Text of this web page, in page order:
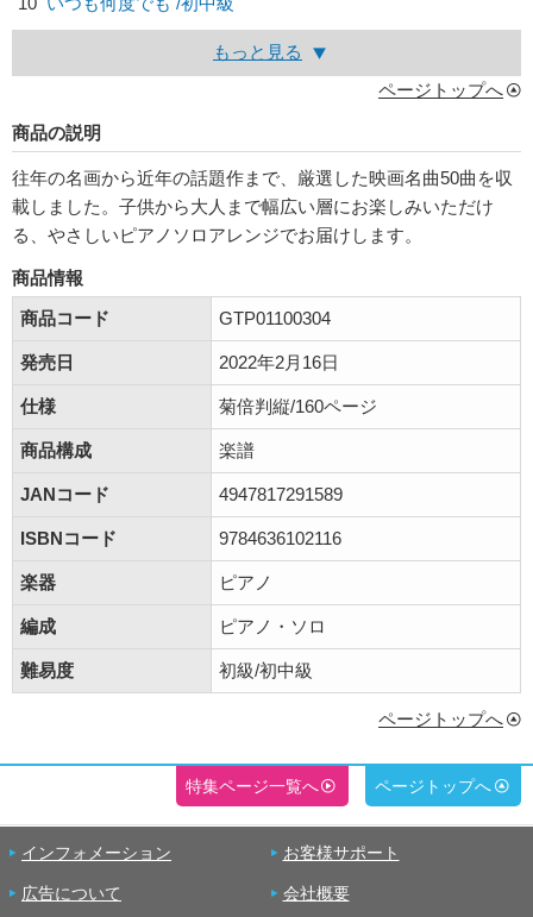
もっと見る
ページトップへ
商品の説明
往年の名画から近年の話題作まで、厳選した映画名曲50曲を収
載しました。子供から大人まで幅広い層にお楽しみいただけ
る、やさしいピアノソロアレンジでお届けします。
商品情報
商品コード
GTP01100304
発売日 2022年2月16日
仕様 菊倍判縦/160ページ
商品構成 楽譜
JANコード 4947817291589
ISBNコード 9784636102116
楽器 ピアノ
編成 ピアノ・ソロ
難易度 初級/初中級
ページトップへ
特集ページ一覧へ ページトップへ
インフォメーション お客様サポート
広告について 会社概要